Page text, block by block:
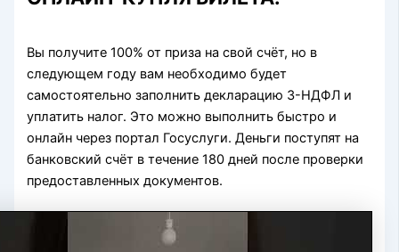
Вы получите 100% от приза на свой счёт, но в
следующем году вам необходимо будет
самостоятельно заполнить декларацию 3-НДФЛ и
уплатить налог. Это можно выполнить быстро и
онлайн через портал Госуслуги. Деньги поступят на
банковский счёт в течение 180 дней после проверки
предоставленных документов.